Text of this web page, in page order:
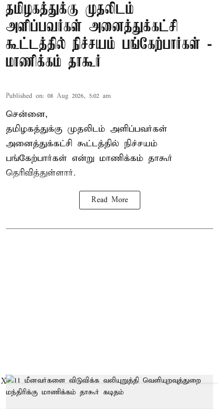
தமிழகத்துக்கு முதலிடம்
அளிப்பவர்கள் அனைத்துக்கட்சி
கூட்டத்தில் நிச்சயம் பங்கேற்பார்கள் -
மாணிக்கம் தாகூர்
Published on: 08 Aug 2026, 5:02 am
சென்னை,
தமிழகத்துக்கு முதலிடம் அளிப்பவர்கள்
அனைத்துக்கட்சி கூட்டத்தில் நிச்சயம்
பங்கேற்பார்கள் என்று மாணிக்கம் தாகூர்
தெரிவித்துள்ளார்.
Read More
X